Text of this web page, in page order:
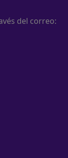
del correo: